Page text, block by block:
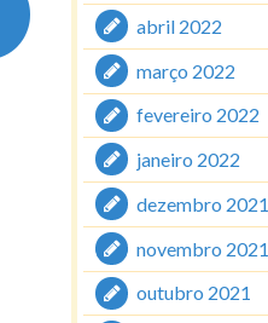
abril 2022
março 2022
fevereiro 2022
janeiro 2022
dezembro 2021
novembro 2021
outubro 2021